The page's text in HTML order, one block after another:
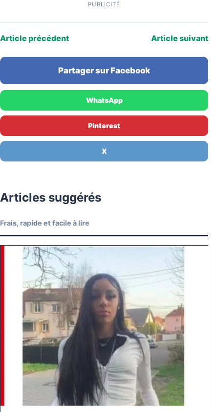
PUBLICITÉ
Article précédent Article suivant
Partager sur Facebook
WhatsApp
Pinterest
X
Articles suggérés
Frais, rapide et facile à lire